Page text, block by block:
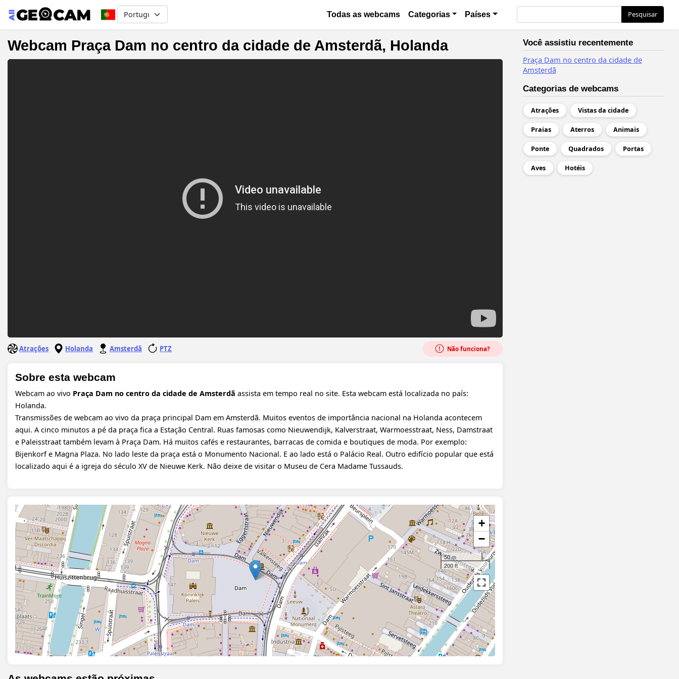
Select your language Основная навигация
Todas as webcams Categorias Países Pesquisar
Webcam Praça Dam no centro da cidade de Amsterdã, Holanda
Atrações Holanda Amsterdã PTZ Não funciona?
Sobre esta webcam
Webcam ao vivo Praça Dam no centro da cidade de Amsterdã assista em tempo real no site. Esta webcam está localizada no país:
Holanda.
Transmissões de webcam ao vivo da praça principal Dam em Amsterdã. Muitos eventos de importância nacional na Holanda acontecem
aqui. A cinco minutos a pé da praça fica a Estação Central. Ruas famosas como Nieuwendijk, Kalverstraat, Warmoesstraat, Ness, Damstraat
e Paleisstraat também levam à Praça Dam. Há muitos cafés e restaurantes, barracas de comida e boutiques de moda. Por exemplo:
Bijenkorf e Magna Plaza. No lado leste da praça está o Monumento Nacional. E ao lado está o Palácio Real. Outro edifício popular que está
localizado aqui é a igreja do século XV de Nieuwe Kerk. Não deixe de visitar o Museu de Cera Madame Tussauds.
+
−
50 m
200 ft
Você assistiu recentemente
Praça Dam no centro da cidade de
Amsterdã
Categorias de webcams
Atrações Vistas da cidade
Praias Aterros Animais
Ponte Quadrados Portas
Aves Hotéis